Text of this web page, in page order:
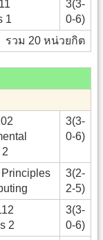
1
3(3-
0-6)
รวม 20 หน่วยกิต
3(3-
0-6)
3(2-
2-5)
2
3(3-
0-6)